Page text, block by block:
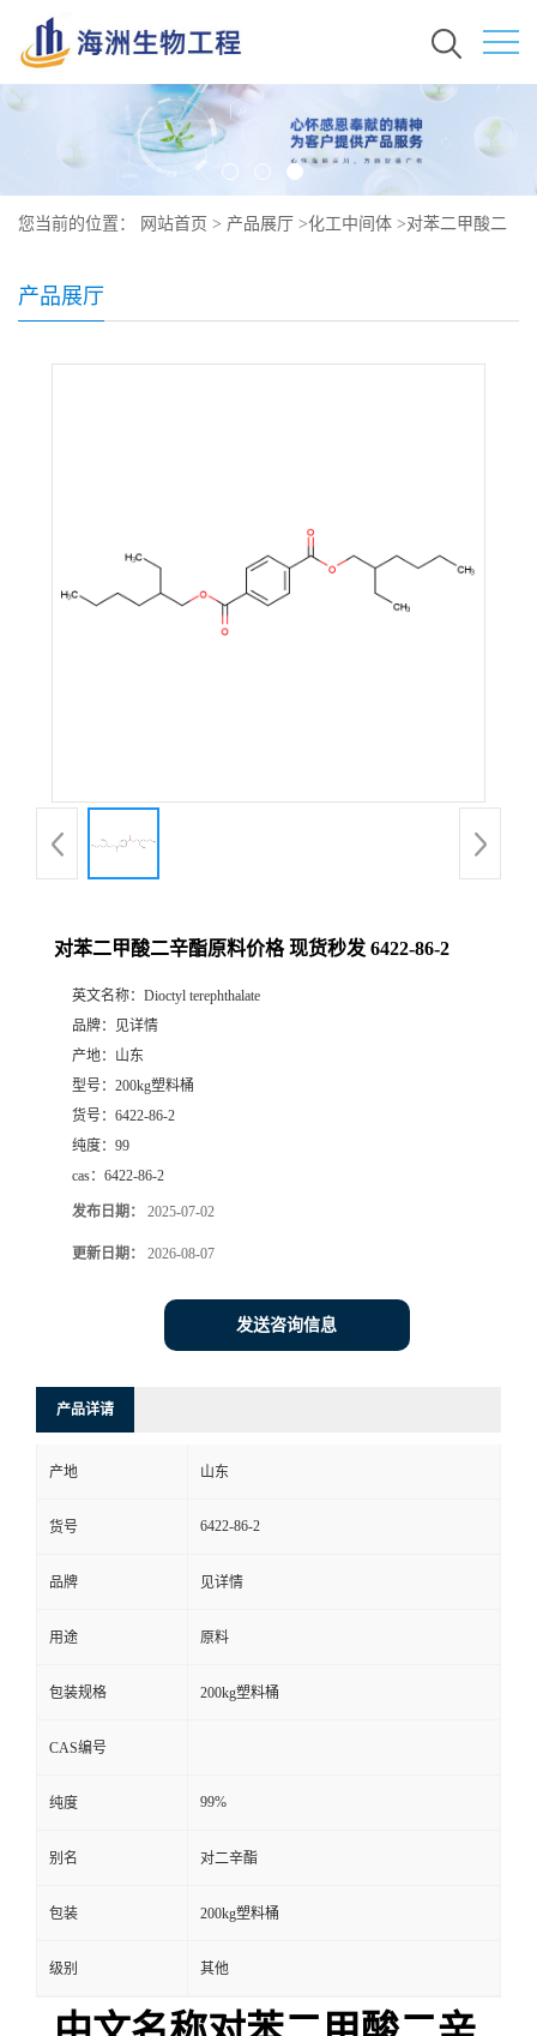
您当前的位置： 网站首页 > 产品展厅 >化工中间体 >对苯二甲酸二
产品展厅
对苯二甲酸二辛酯原料价格 现货秒发 6422-86-2
英文名称： Dioctyl terephthalate
品牌：
见详情
产地： 山东
型号： 200kg塑料桶
货号： 6422-86-2
纯度： 99
cas： 6422-86-2
发布日期： 2025-07-02
更新日期： 2026-08-07
发送咨询信息
产品详请
产地 山东
货号 6422-86-2
品牌 见详情
用途 原料
包装规格 200kg塑料桶
CAS编号
纯度 99%
别名 对二辛酯
包装 200kg塑料桶
级别 其他